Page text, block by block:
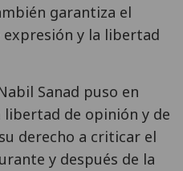
garantiza el
y la libertad
Sanad puso en
libertad de opinión y de
derecho a criticar el
y después de la